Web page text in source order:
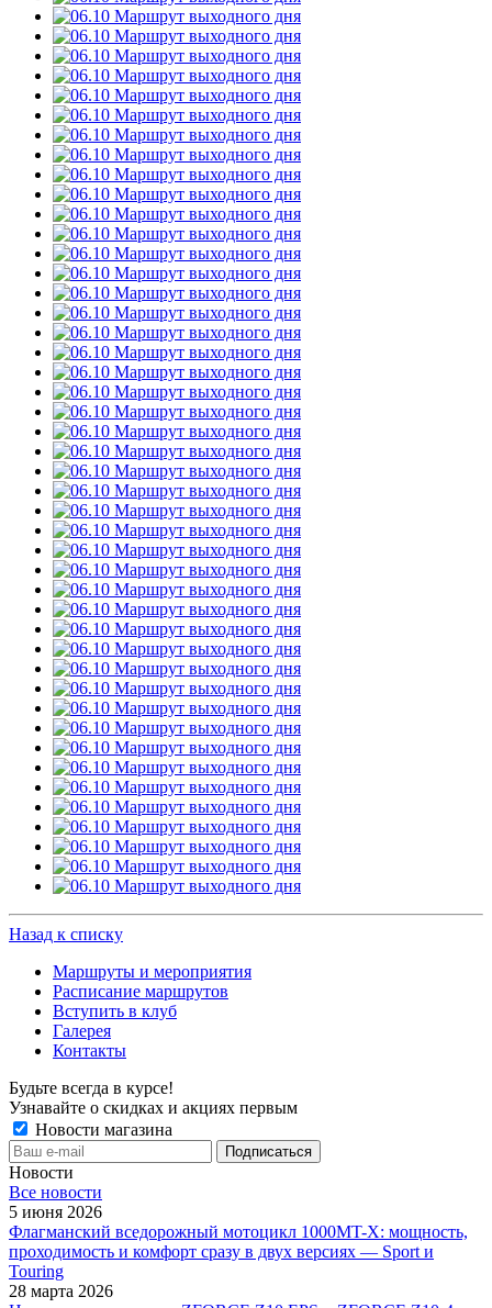
Назад к списку
Маршруты и мероприятия
Расписание маршрутов
Вступить в клуб
Галерея
Контакты
Будьте всегда в курсе!
Узнавайте о скидках и акциях первым
Новости магазина
Новости
Все новости
5 июня 2026
Флагманский вседорожный мотоцикл 1000MT-X: мощность,
проходимость и комфорт сразу в двух версиях — Sport и
Touring
28 марта 2026